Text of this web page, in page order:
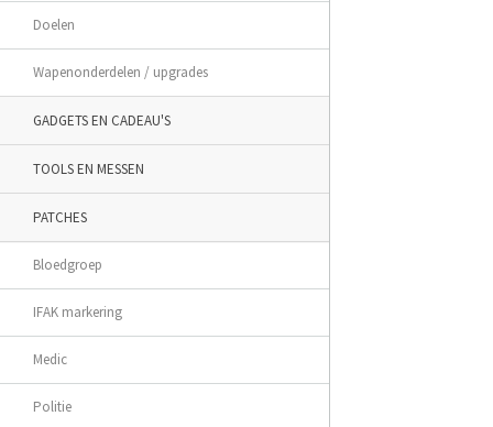
Doelen
Wapenonderdelen / upgrades
GADGETS EN CADEAU'S
TOOLS EN MESSEN
PATCHES
Bloedgroep
IFAK markering
Medic
Politie